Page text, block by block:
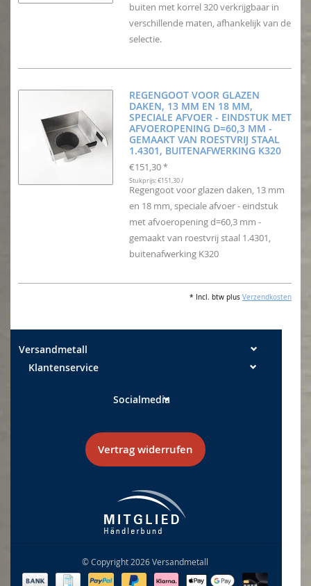
buiten met korrel 320 verkrijgbaar in
verschillende maten, afhankelijk van de
selectie.
REGENGOOT VOOR GLAZEN
DAKEN, 13 MM EN 18 MM,
SPECIALE AFVOER - EINDSTUK MET
AFVOEROPENING D=60,3 MM -
GEMAAKT VAN ROESTVRIJ STAAL
1.4301, BUITENAFWERKING K320
€151,30 *
Stukprijs: €151,30 /
Regengoot voor glazen daken, 13 mm
en 18 mm, speciale afvoer - eindstuk
met afvoeropening d=60,3 mm -
gemaakt van roestvrij staal 1.4301,
buitenafwerking K320
* Incl. btw plus Verzendkosten
Versandmetall
Klantenservice
Socialmedia
Vertrag widerrufen
© Copyright 2026 Versandmetall